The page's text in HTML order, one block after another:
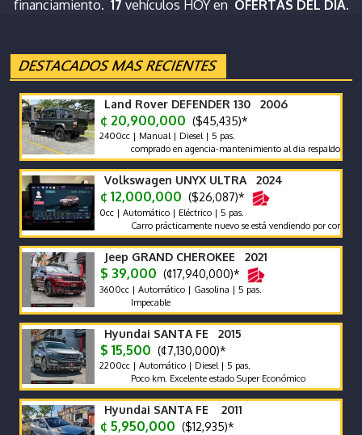
financiamiento. 17 vehículos HOY en OFERTAS DEL DIA.
Land Rover DEFENDER 130 2006
¢ 20,900,000 ($45,435)*
2400cc | Manual | Diesel | 5 pas.
comprado en agencia-mantenimiento al dia respaldo -pocos
Volkswagen UNYX ULTRA 2024
¢ 12,000,000 ($26,087)*
0cc | Automático | Eléctrico | 5 pas.
Carro prácticamente nuevo se está vendiendo por compra de
Jeep GRAND CHEROKEE 2021
$ 39,000 (¢17,940,000)*
3600cc | Automático | Gasolina | 5 pas.
Impecable
Hyundai SANTA FE 2015
$ 15,500 (¢7,130,000)*
2200cc | Automático | Diesel | 5 pas.
Poco km. Excelente estado Super Económico
Hyundai SANTA FE 2011
¢ 5,950,000 ($12,935)*